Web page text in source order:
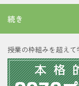
続き
授業の枠組みを超えて